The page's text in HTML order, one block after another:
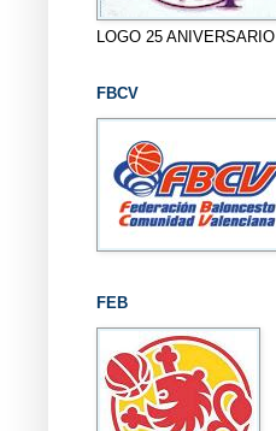
LOGO 25 ANIVERSARIO
FBCV
FEB